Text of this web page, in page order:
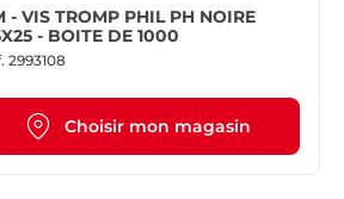
- VIS TROMP PHIL PH NOIRE
- BOITE DE 1000
2993108
Choisir mon magasin